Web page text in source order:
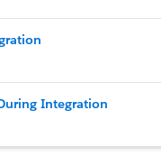
Integration